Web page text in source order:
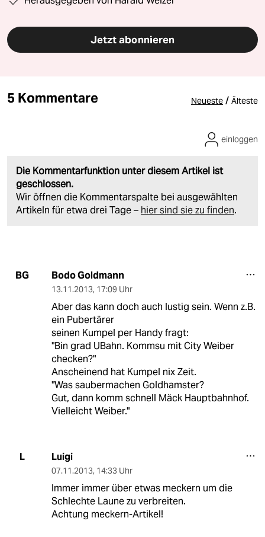
Jetzt abonnieren
5 Kommentare Neueste / Älteste
Die Kommentarfunktion unter diesem Artikel ist
geschlossen.
Wir öffnen die Kommentarspalte bei ausgewählten
Artikeln für etwa drei Tage – hier sind sie zu finden.
einloggen
BG Bodo Goldmann
13.11.2013, 17:09 Uhr
Aber das kann doch auch lustig sein. Wenn z.B.
ein Pubertärer
seinen Kumpel per Handy fragt:
"Bin grad UBahn. Kommsu mit City Weiber
checken?"
Anscheinend hat Kumpel nix Zeit.
"Was saubermachen Goldhamster?
Gut, dann komm schnell Mäck Hauptbahnhof.
Vielleicht Weiber."
L Luigi
07.11.2013, 14:33 Uhr
Immer immer über etwas meckern um die
Schlechte Laune zu verbreiten.
Achtung meckern-Artikel!